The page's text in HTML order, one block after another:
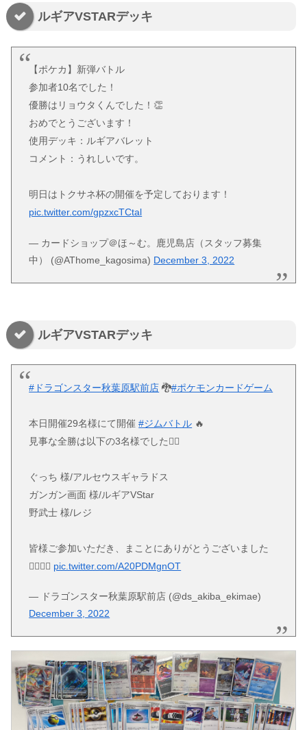
ルギアVSTARデッキ
【ポケカ】新弾バトル
参加者10名でした！
優勝はリョウタくんでした！👏
おめでとうございます！
使用デッキ：ルギアバレット
コメント：うれしいです。
明日はトクサネ杯の開催を予定しております！
pic.twitter.com/gpzxcTCtal
— カードショップ＠ほ～む。鹿児島店（スタッフ募集
中） (@AThome_kagosima) December 3, 2022
ルギアVSTARデッキ
#ドラゴンスター秋葉原駅前店 🐉#ポケモンカードゲーム
本日開催29名様にて開催#ジムバトル 🔥
見事な全勝は以下の3名様でした💁‍♂️
ぐっち 様/アルセウスギャラドス
ガンガン画面 様/ルギアVStar
野武士 様/レジ
皆様ご参加いただき、まことにありがとうございました
💁‍♂️💁‍♂️ pic.twitter.com/A20PDMgnOT
— ドラゴンスター秋葉原駅前店 (@ds_akiba_ekimae)
December 3, 2022